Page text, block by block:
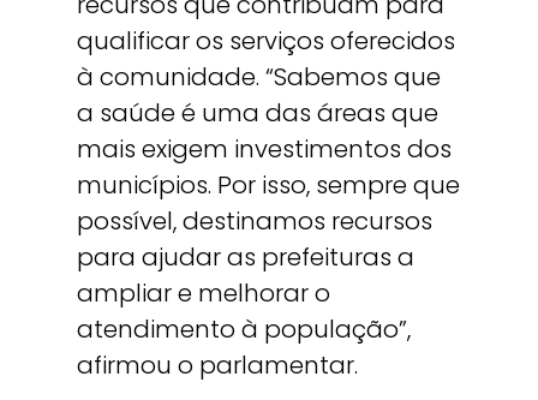
qualificar os serviços oferecidos
à comunidade. “Sabemos que
a saúde é uma das áreas que
mais exigem investimentos dos
municípios. Por isso, sempre que
possível, destinamos recursos
para ajudar as prefeituras a
ampliar e melhorar o
atendimento à população”,
afirmou o parlamentar.